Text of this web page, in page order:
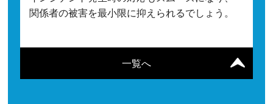
一覧へ
関係者の被害を最小限に抑えられるでしょう。